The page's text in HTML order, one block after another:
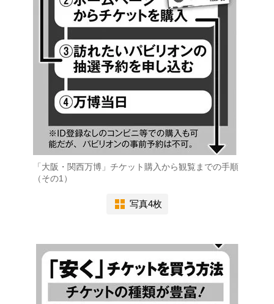
「大阪・関西万博」チケット購入から観覧までの手順
（その1）
写真4枚